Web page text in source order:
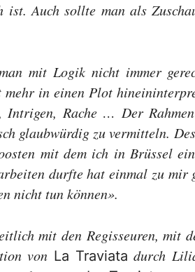
ist. Auch sollte man als
mit Logik nicht immer
in einen Plot
Intrigen, Rache … Der
glaubwürdig zu vermitteln.
mit dem ich in Brüssel
durfte hat einmal zu mir
nicht tun können».
mit den Regisseuren, mit
von La Traviata durch